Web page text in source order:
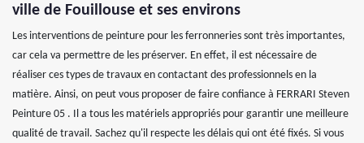
ville de Fouillouse et ses environs
Les interventions de peinture pour les ferronneries sont très importantes,
car cela va permettre de les préserver. En effet, il est nécessaire de
réaliser ces types de travaux en contactant des professionnels en la
matière. Ainsi, on peut vous proposer de faire confiance à FERRARI Steven
Peinture 05 . Il a tous les matériels appropriés pour garantir une meilleure
qualité de travail. Sachez qu'il respecte les délais qui ont été fixés. Si vous